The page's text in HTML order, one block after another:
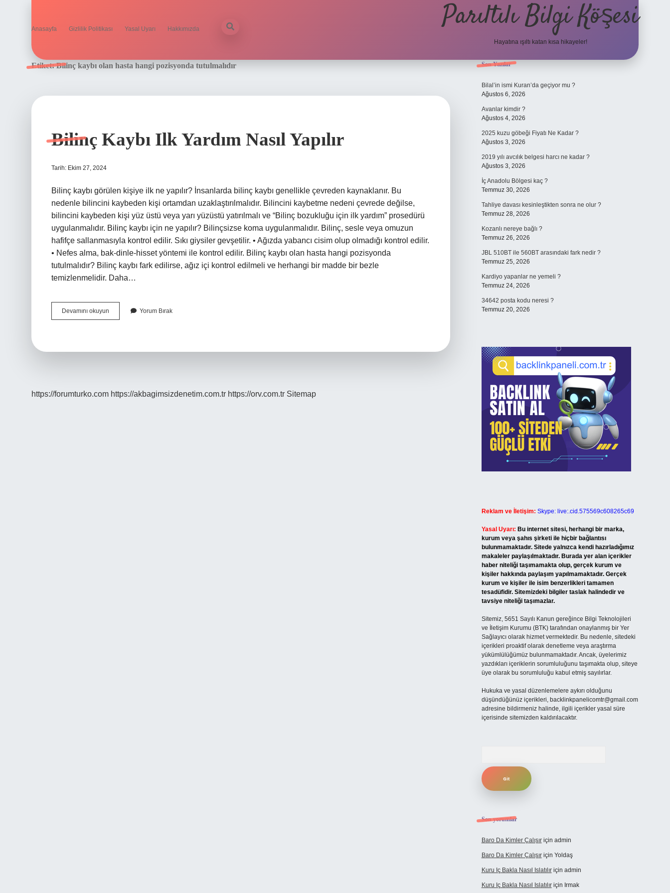
Anasayfa Gizlilik Politikası Yasal Uyarı Hakkımızda Parıltılı Bilgi Köşesi
Hayatına ışıltı katan kısa hikayeler!
Etiket:Bilinç kaybı olan hasta hangi pozisyonda tutulmalıdır
Bilinç Kaybı Ilk Yardım Nasıl Yapılır
Tarih: Ekim 27, 2024
Bilinç kaybı görülen kişiye ilk ne yapılır? İnsanlarda bilinç kaybı genellikle çevreden kaynaklanır. Bu
nedenle bilincini kaybeden kişi ortamdan uzaklaştırılmalıdır. Bilincini kaybetme nedeni çevrede değilse,
bilincini kaybeden kişi yüz üstü veya yarı yüzüstü yatırılmalı ve “Bilinç bozukluğu için ilk yardım” prosedürü
uygulanmalıdır. Bilinç kaybı için ne yapılır? Bilinçsizse koma uygulanmalıdır. Bilinç, sesle veya omuzun
hafifçe sallanmasıyla kontrol edilir. Sıkı giysiler gevşetilir. • Ağızda yabancı cisim olup olmadığı kontrol edilir.
• Nefes alma, bak-dinle-hisset yöntemi ile kontrol edilir. Bilinç kaybı olan hasta hangi pozisyonda
tutulmalıdır? Bilinç kaybı fark edilirse, ağız içi kontrol edilmeli ve herhangi bir madde bir bezle
temizlenmelidir. Daha…
Devamını okuyun
Kaybı
Yorum Bırak
https://forumturko.com https://akbagimsizdenetim.com.tr https://orv.com.tr Sitemap
Sidebar
Son Yazılar
Bilal’in ismi Kuran’da geçiyor mu ?
Ağustos 6, 2026
Avanlar kimdir ?
Ağustos 4, 2026
2025 kuzu göbeği Fiyatı Ne Kadar ?
Ağustos 3, 2026
2019 yılı avcılık belgesi harcı ne kadar ?
Ağustos 3, 2026
İç Anadolu Bölgesi kaç ?
Temmuz 30, 2026
Tahliye davası kesinleştikten sonra ne olur ?
Temmuz 28, 2026
Kozanlı nereye bağlı ?
Temmuz 26, 2026
JBL 510BT ile 560BT arasındaki fark nedir ?
Temmuz 25, 2026
Kardiyo yapanlar ne yemeli ?
Temmuz 24, 2026
34642 posta kodu neresi ?
Temmuz 20, 2026
Reklam ve İletişim: Skype: live:.cid.575569c608265c69
Yasal Uyarı: Bu internet sitesi, herhangi bir marka,
kurum veya şahıs şirketi ile hiçbir bağlantısı
bulunmamaktadır. Sitede yalnızca kendi hazırladığımız
makaleler paylaşılmaktadır. Burada yer alan içerikler
haber niteliği taşımamakta olup, gerçek kurum ve
kişiler hakkında paylaşım yapılmamaktadır. Gerçek
kurum ve kişiler ile isim benzerlikleri tamamen
tesadüfidir. Sitemizdeki bilgiler taslak halindedir ve
tavsiye niteliği taşımazlar.
Sitemiz, 5651 Sayılı Kanun gereğince Bilgi Teknolojileri
ve İletişim Kurumu (BTK) tarafından onaylanmış bir Yer
Sağlayıcı olarak hizmet vermektedir. Bu nedenle, sitedeki
içerikleri proaktif olarak denetleme veya araştırma
yükümlülüğümüz bulunmamaktadır. Ancak, üyelerimiz
yazdıkları içeriklerin sorumluluğunu taşımakta olup, siteye
üye olarak bu sorumluluğu kabul etmiş sayılırlar.
Hukuka ve yasal düzenlemelere aykırı olduğunu
düşündüğünüz içerikleri, backlinkpanelicomtr@gmail.com
adresine bildirmeniz halinde, ilgili içerikler yasal süre
içerisinde sitemizden kaldırılacaktır.
Son yorumlar
Baro Da Kimler Çalışıriçin admin
Baro Da Kimler Çalışıriçin Yoldaş
Kuru Iç Bakla Nasıl Islatılıriçin admin
Kuru Iç Bakla Nasıl Islatılıriçin Irmak